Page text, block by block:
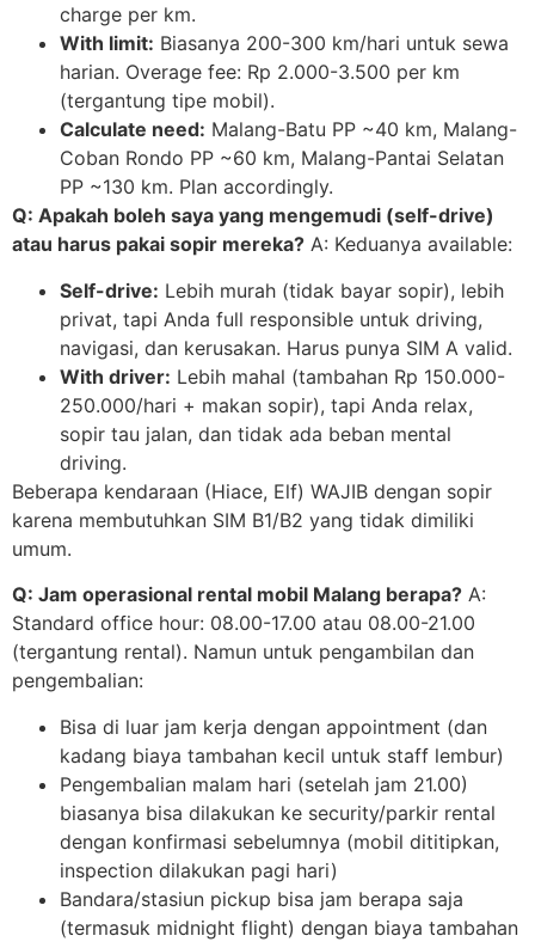
charge per km.
With limit: Biasanya 200-300 km/hari untuk sewa
harian. Overage fee: Rp 2.000-3.500 per km
(tergantung tipe mobil).
Calculate need: Malang-Batu PP ~40 km, Malang-
Coban Rondo PP ~60 km, Malang-Pantai Selatan
PP ~130 km. Plan accordingly.
Q: Apakah boleh saya yang mengemudi (self-drive)
atau harus pakai sopir mereka? A: Keduanya available:
Self-drive: Lebih murah (tidak bayar sopir), lebih
privat, tapi Anda full responsible untuk driving,
navigasi, dan kerusakan. Harus punya SIM A valid.
With driver: Lebih mahal (tambahan Rp 150.000-
250.000/hari + makan sopir), tapi Anda relax,
sopir tau jalan, dan tidak ada beban mental
driving.
Beberapa kendaraan (Hiace, Elf) WAJIB dengan sopir
karena membutuhkan SIM B1/B2 yang tidak dimiliki
umum.
Q: Jam operasional rental mobil Malang berapa? A:
Standard office hour: 08.00-17.00 atau 08.00-21.00
(tergantung rental). Namun untuk pengambilan dan
pengembalian:
Bisa di luar jam kerja dengan appointment (dan
kadang biaya tambahan kecil untuk staff lembur)
Pengembalian malam hari (setelah jam 21.00)
biasanya bisa dilakukan ke security/parkir rental
dengan konfirmasi sebelumnya (mobil dititipkan,
inspection dilakukan pagi hari)
Bandara/stasiun pickup bisa jam berapa saja
(termasuk midnight flight) dengan biaya tambahan